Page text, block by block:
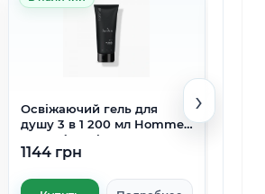
Освіжаючий гель для
душу 3 в 1 200 мл Homme
Jean D`arcel
1144 грн
›